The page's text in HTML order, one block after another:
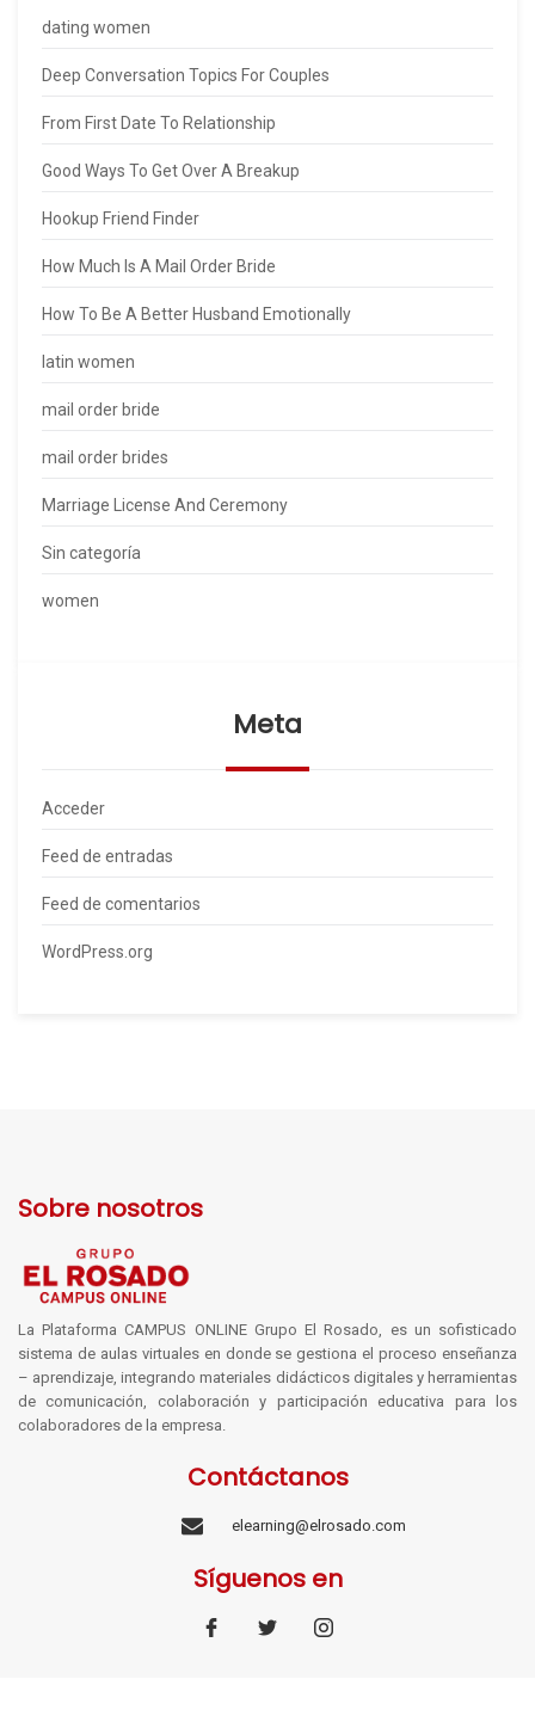
dating women
Deep Conversation Topics For Couples
From First Date To Relationship
Good Ways To Get Over A Breakup
Hookup Friend Finder
How Much Is A Mail Order Bride
How To Be A Better Husband Emotionally
latin women
mail order bride
mail order brides
Marriage License And Ceremony
Sin categoría
women
Meta
Acceder
Feed de entradas
Feed de comentarios
WordPress.org
Sobre nosotros
La Plataforma CAMPUS ONLINE Grupo El Rosado, es un sofisticado
sistema de aulas virtuales en donde se gestiona el proceso enseñanza
– aprendizaje, integrando materiales didácticos digitales y herramientas
de comunicación, colaboración y participación educativa para los
colaboradores de la empresa.
Contáctanos
elearning@elrosado.com
Síguenos en